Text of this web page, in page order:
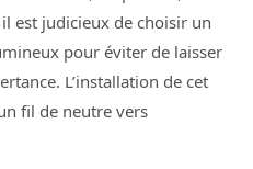
est judicieux de choisir un
pour éviter de laisser
L’installation de cet
fil de neutre vers